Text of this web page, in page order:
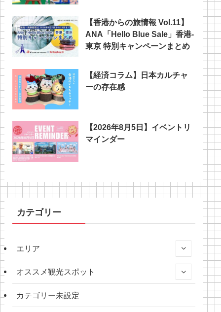
【香港からの旅情報 Vol.11】
ANA「Hello Blue Sale」香港‐
東京 特別キャンペーンまとめ
【経済コラム】日本カルチャ
ーの存在感
【2026年8月5日】イベントリ
マインダー
カテゴリー
エリア
オススメ観光スポット
カテゴリー未設定